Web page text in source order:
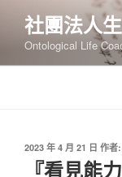
要
社團法人
Ontological Life
發
2023 年 4 月 21 日 作者:
『看見能